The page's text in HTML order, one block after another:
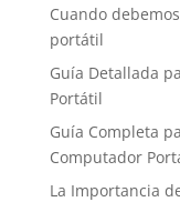
Cuando
portátil
Guía Detallada
Portátil
Guía Completa
Computador
La Importancia